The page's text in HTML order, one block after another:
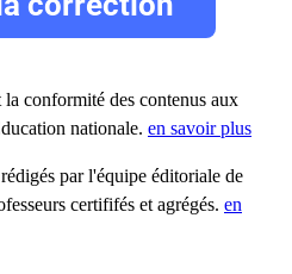
conformité des contenus aux
nationale. en savoir plus
par l'équipe éditoriale de
certififés et agrégés. en